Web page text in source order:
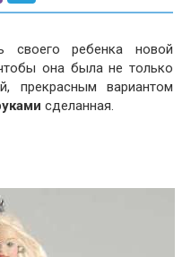
своего ребенка новой
она была не только
прекрасным вариантом
сделанная.